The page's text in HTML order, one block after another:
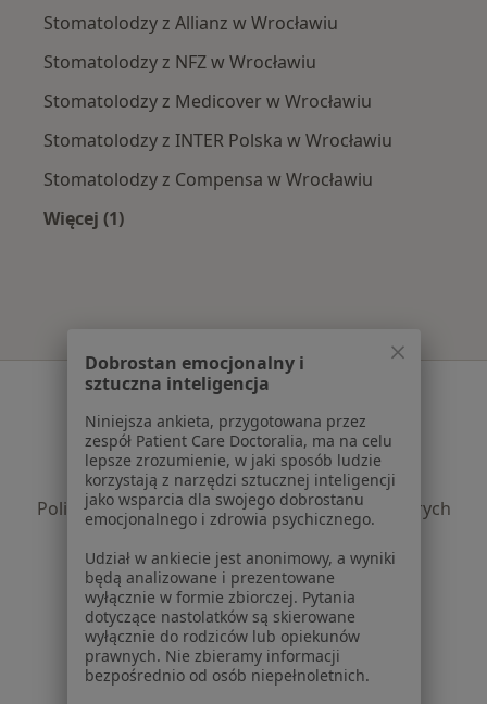
Stomatolodzy z Allianz w Wrocławiu
Stomatolodzy z NFZ w Wrocławiu
Stomatolodzy z Medicover w Wrocławiu
Stomatolodzy z INTER Polska w Wrocławiu
Stomatolodzy z Compensa w Wrocławiu
Więcej (1)
Serwis
Regulamin
Polityka prywatności pacjentów
Polityka prywatności profesjonalistów
Polityka prywatności dla profesjonalistów, których
dane pozyskaliśmy samodzielnie
Polityka cookies
Jak działają wyniki wyszukiwania
Dostępność
O nas
Praca Rekrutujemy!
Partnerzy
Dobrostan emocjonalny i
sztuczna inteligencja
Niniejsza ankieta, przygotowana przez
zespół Patient Care Doctoralia, ma na celu
lepsze zrozumienie, w jaki sposób ludzie
korzystają z narzędzi sztucznej inteligencji
jako wsparcia dla swojego dobrostanu
emocjonalnego i zdrowia psychicznego.
Udział w ankiecie jest anonimowy, a wyniki
będą analizowane i prezentowane
wyłącznie w formie zbiorczej. Pytania
dotyczące nastolatków są skierowane
wyłącznie do rodziców lub opiekunów
prawnych. Nie zbieramy informacji
bezpośrednio od osób niepełnoletnich.